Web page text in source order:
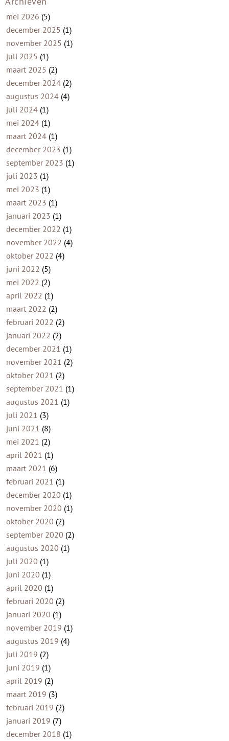
mei 2026 (5)
december 2025 (1)
november 2025 (1)
juli 2025 (1)
maart 2025 (2)
december 2024(2)
augustus 2024(4)
juli 2024(1)
mei 2024(1)
maart 2024(1)
december 2023 (1)
september 2023 (1)
juli 2023 (1)
mei 2023 (1)
maart 2023 (1)
januari 2023 (1)
december 2022 (1)
november 2022 (4)
oktober 2022 (4)
juni 2022 (5)
mei 2022 (2)
april 2022 (1)
maart 2022 (2)
februari 2022 (2)
januari 2022 (2)
december 2021 (1)
november 2021 (2)
oktober 2021 (2)
september 2021 (1)
augustus 2021 (1)
juli 2021 (3)
juni 2021 (8)
mei 2021 (2)
april 2021 (1)
maart 2021 (6)
februari 2021 (1)
december 2020 (1)
november 2020 (1)
oktober 2020 (2)
september 2020 (2)
augustus 2020 (1)
juli 2020 (1)
juni 2020 (1)
april 2020 (1)
februari 2020 (2)
januari 2020 (1)
november 2019 (1)
augustus 2019 (4)
juli 2019 (2)
juni 2019 (1)
april 2019 (2)
maart 2019 (3)
februari 2019 (2)
januari 2019 (7)
december 2018 (1)